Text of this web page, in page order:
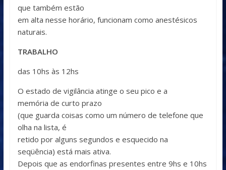
que também estão
em alta nesse horário, funcionam como anestésicos
naturais.
TRABALHO
das 10hs às 12hs
O estado de vigilância atinge o seu pico e a
memória de curto prazo
(que guarda coisas como um número de telefone que
olha na lista, é
retido por alguns segundos e esquecido na
seqüência) está mais ativa.
Depois que as endorfinas presentes entre 9hs e 10hs